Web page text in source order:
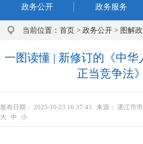
政务公开
政务服务
当前位置： 首页 > 政务公开 > 图解
一图读懂 | 新修订的《中华
正当竞争法》
发布日期： 2025-10-23 16:37:43 来源： 湛江市
大 中 小